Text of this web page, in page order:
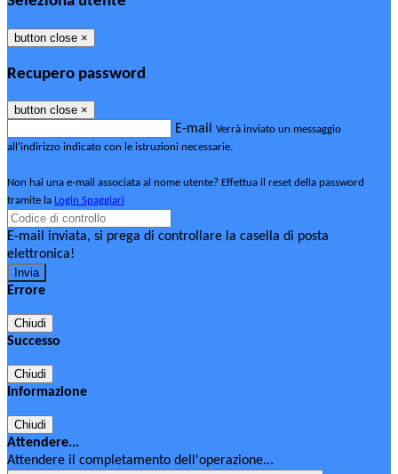
button close ×
Recupero password
button close ×
E-mail Verrà inviato un messaggio
all'indirizzo indicato con le istruzioni necessarie.
Non hai una e-mail associata al nome utente? Effettua il reset della password
tramite la Login Spaggiari
E-mail inviata, si prega di controllare la casella di posta
elettronica!
Errore
Chiudi
Successo
Chiudi
Informazione
Chiudi
Attendere...
Attendere il completamento dell'operazione...